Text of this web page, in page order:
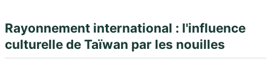
Rayonnement international : l'influence
culturelle de Taïwan par les nouilles